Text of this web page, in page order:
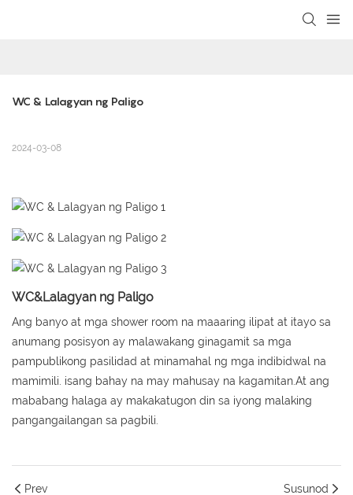
WC & Lalagyan ng Paligo
2024-03-08
WC&Lalagyan ng Paligo
Ang banyo at mga shower room na maaaring ilipat at itayo sa
anumang posisyon ay malawakang ginagamit sa mga
pampublikong pasilidad at minamahal ng mga indibidwal na
mamimili. isang bahay na may mahusay na kagamitan.At ang
mababang halaga ay makakatugon din sa iyong malaking
pangangailangan sa pagbili.
Prev Susunod